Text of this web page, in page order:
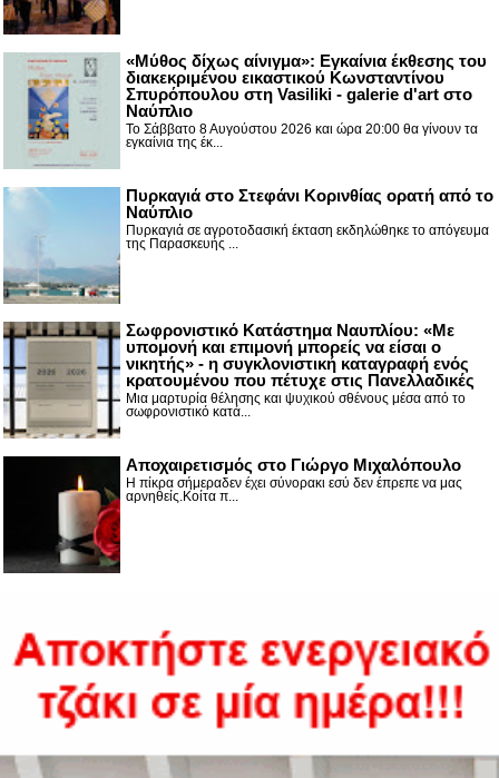
«Μύθος δίχως αίνιγμα»: Εγκαίνια έκθεσης του
διακεκριμένου εικαστικού Κωνσταντίνου
Σπυρόπουλου στη Vasiliki - galerie d'art στο
Ναύπλιο
Το Σάββατο 8 Αυγούστου 2026 και ώρα 20:00 θα γίνουν τα
εγκαίνια της έκ...
Πυρκαγιά στο Στεφάνι Κορινθίας ορατή από το
Ναύπλιο
Πυρκαγιά σε αγροτοδασική έκταση εκδηλώθηκε το απόγευμα
της Παρασκευής ...
Σωφρονιστικό Κατάστημα Ναυπλίου: «Με
υπομονή και επιμονή μπορείς να είσαι ο
νικητής» - η συγκλονιστική καταγραφή ενός
κρατουμένου που πέτυχε στις Πανελλαδικές
Μια μαρτυρία θέλησης και ψυχικού σθένους μέσα από το
σωφρονιστικό κατά...
Αποχαιρετισμός στο Γιώργο Μιχαλόπουλο
Η πίκρα σήμεραδεν έχει σύνορακι εσύ δεν έπρεπε να μας
αρνηθείς.Κοίτα π...